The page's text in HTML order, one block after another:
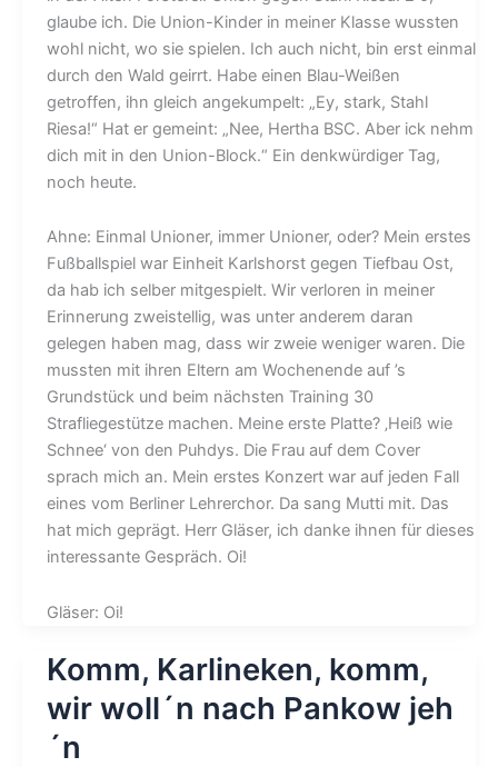
glaube ich. Die Union-Kinder in meiner Klasse wussten
wohl nicht, wo sie spielen. Ich auch nicht, bin erst einmal
durch den Wald geirrt. Habe einen Blau-Weißen
getroffen, ihn gleich angekumpelt: „Ey, stark, Stahl
Riesa!“ Hat er gemeint: „Nee, Hertha BSC. Aber ick nehm
dich mit in den Union-Block.“ Ein denkwürdiger Tag,
noch heute.
Ahne: Einmal Unioner, immer Unioner, oder? Mein erstes
Fußballspiel war Einheit Karlshorst gegen Tiefbau Ost,
da hab ich selber mitgespielt. Wir verloren in meiner
Erinnerung zweistellig, was unter anderem daran
gelegen haben mag, dass wir zweie weniger waren. Die
mussten mit ihren Eltern am Wochenende auf ’s
Grundstück und beim nächsten Training 30
Strafliegestütze machen. Meine erste Platte? ‚Heiß wie
Schnee‘ von den Puhdys. Die Frau auf dem Cover
sprach mich an. Mein erstes Konzert war auf jeden Fall
eines vom Berliner Lehrerchor. Da sang Mutti mit. Das
hat mich geprägt. Herr Gläser, ich danke ihnen für dieses
interessante Gespräch. Oi!
Gläser: Oi!
Komm, Karlineken, komm,
wir woll´n nach Pankow jeh
´n